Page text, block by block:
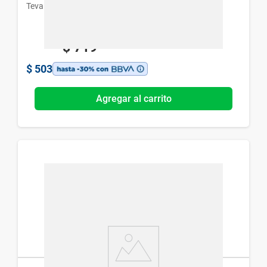
Teva
$ 719
$ 503
Agregar al carrito